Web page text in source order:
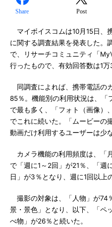
Share Post
マイボイスコムは10月15日、
に関する調査結果を発表した。
で、リサーチコミュニティ「
行ったもので、有効回答数は1万
同調査によれば、携帯電話の
85％。機能別の利用状況は、「
で最も多く、「フォト（画像）
でこれに続いた。「ムービーの
動画だけ利用するユーザーは少
カメラ機能の利用頻度は、「
で「週に1～2回」が21％、「
日」が3％となり、週に1回以上
撮影の対象は、「人物」が74
景・景色」となり、以下、「ペ
べ物」が26％と続いた。